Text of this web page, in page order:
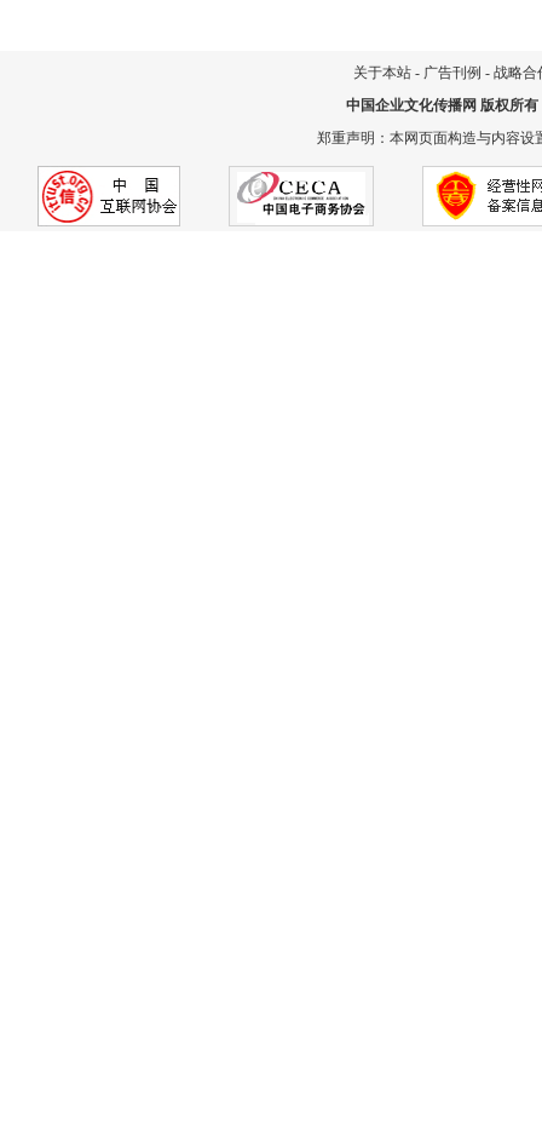
关于本站 - 广告刊例 - 战略合
中国企业文化传播网 版权所有
郑重声明：本网页面构造与内容